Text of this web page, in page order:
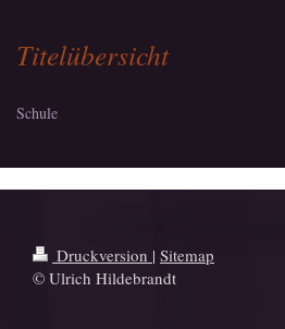
Titelübersicht
Schule
Druckversion | Sitemap
© Ulrich Hildebrandt